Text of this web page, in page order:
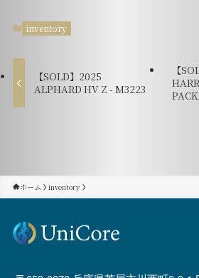
inventory
【SOLD】2025
ALPHARD HV Z - M3223
【
ホーム inventory